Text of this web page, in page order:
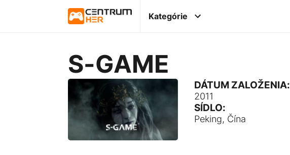
Kategórie
S-GAME
DÁTUM ZALOŽENIA:
2011
SÍDLO:
Peking, Čína